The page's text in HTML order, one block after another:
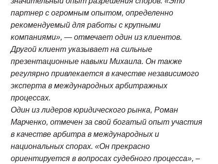
партнер с огромным опытом, определенно
рекомендуемый для работы с крупными
компаниями», — отмечает один из клиентов.
Другой клиент указывает на сильные
презентационные навыки Михаила. Он также
регулярно привлекается в качестве независимого
эксперта в международных арбитражных
процессах.
Один из лидеров юридического рынка, Роман
Марченко, отмечен за свой богатый опыт участия
в качестве арбитра в международных и
национальных спорах. «Он прекрасно
ориентируется в вопросах судебного процесса», –